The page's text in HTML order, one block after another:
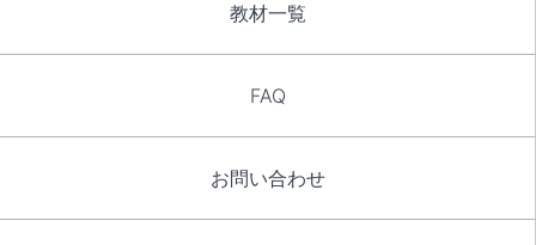
教材一覧
FAQ
お問い合わせ